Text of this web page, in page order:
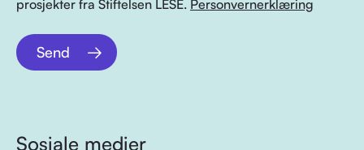
prosjekter fra Stiftelsen LESE. Personvernerklæring
Send
Sosiale medier